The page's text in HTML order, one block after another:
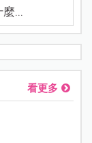
...
看更多